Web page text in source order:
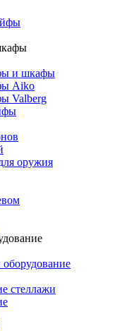
и шкафы
Aiko
Valberg
оружия
стеллажи